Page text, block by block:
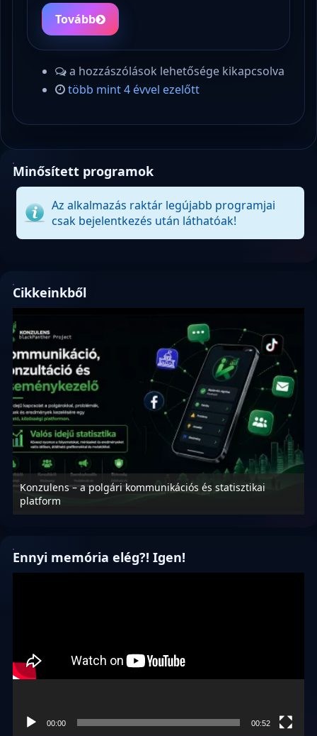
Tovább
a hozzászólások lehetősége kikapcsolva
több mint 4 évvel ezelőtt
Minősített programok
Az alkalmazás raktár legújabb programjai
csak bejelentkezés után láthatóak!
Cikkeinkből
Konzulens – a polgári kommunikációs és statisztikai
platform
Ennyi memória elég?! Igen!
00:00 00:52